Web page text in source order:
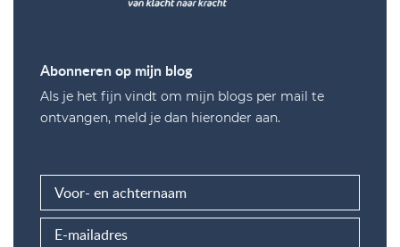
Abonneren op mijn blog
Als je het fijn vindt om mijn blogs per mail te
ontvangen, meld je dan hieronder aan.